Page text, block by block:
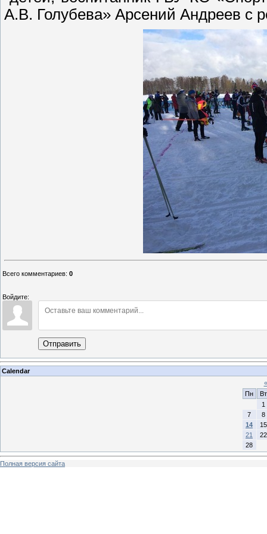
А.В. Голубева» Арсений Андреев с
Всего комментариев: 0
Войдите:
Отправить
Calendar
«
Пн
Вт
1
7
8
14
15
21
22
28
Полная версия сайта